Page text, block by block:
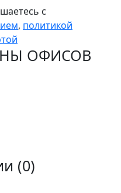
с
, политикой
ОФИСОВ
(0)